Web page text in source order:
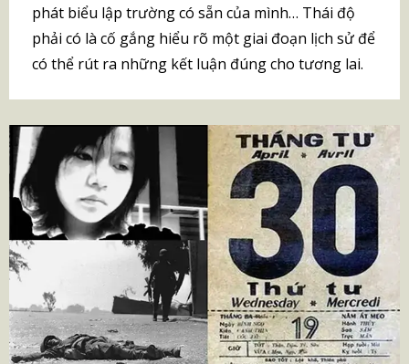
phát biểu lập trường có sẵn của mình… Thái độ
phải có là cố gắng hiểu rõ một giai đoạn lịch sử để
có thể rút ra những kết luận đúng cho tương lai.